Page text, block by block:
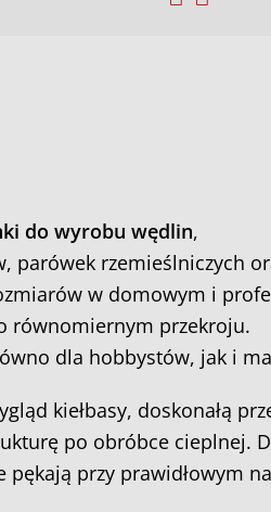
do wyrobu wędlin,
parówek rzemieślniczych
w domowym i
równomiernym przekroju.
dla hobbystów, jak i
kiełbasy, doskonałą
po obróbce cieplnej.
pękają przy prawidłowym